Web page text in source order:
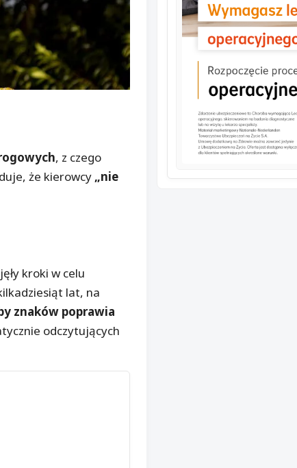
, z czego
że kierowcy „nie
kroki w celu
lat, na
znaków poprawia
odczytujących